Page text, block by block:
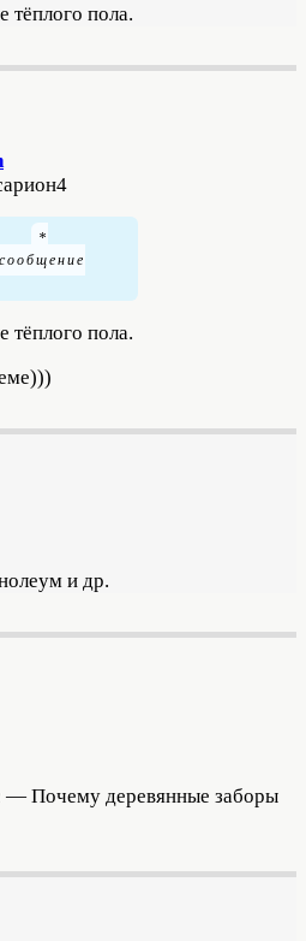
пола.
пола.
и др.
— Почему деревянные заборы